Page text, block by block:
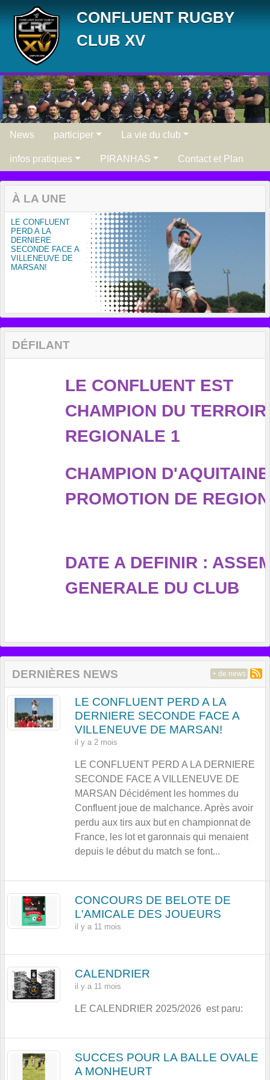
CONFLUENT RUGBY
CLUB XV
News participer La vie du club
infos pratiques PIRANHAS Contact et Plan
À LA UNE
LE CONFLUENT
PERD A LA
DERNIERE
SECONDE FACE A
VILLENEUVE DE
MARSAN!
DÉFILANT
LE CONFLUENT EST
CHAMPION DU TERROIR
REGIONALE 1
CHAMPION D'AQUITAINE
PROMOTION DE
DATE A DEFINIR :
GENERALE DU CLUB
DERNIÈRES NEWS
LE CONFLUENT PERD A LA
DERNIERE SECONDE FACE A
VILLENEUVE DE MARSAN!
il y a 2 mois
LE CONFLUENT PERD A LA DERNIERE
SECONDE FACE A VILLENEUVE DE
MARSAN Décidément les hommes du
Confluent joue de malchance. Après avoir
perdu aux tirs aux but en championnat de
France, les lot et garonnais qui menaient
depuis le début du match se font...
CONCOURS DE BELOTE DE
L'AMICALE DES JOUEURS
il y a 11 mois
CALENDRIER
il y a 11 mois
LE CALENDRIER 2025/2026 est paru:
SUCCES POUR LA BALLE OVALE
A MONHEURT
+ de news
Panneau de gestion des cookies